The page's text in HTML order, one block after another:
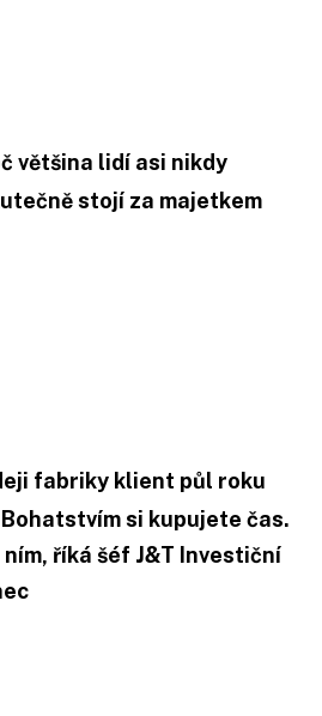
většina lidí asi nikdy
stojí za majetkem
fabriky klient půl roku
si kupujete čas.
říká šéf J&T Investiční